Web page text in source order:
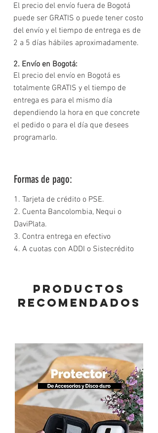
El precio del envío fuera de Bogotá
puede ser GRATIS o puede tener costo
del envío y el tiempo de entrega es de
2 a 5 días hábiles aproximadamente.
2. Envío en Bogotá:
El precio del envío en Bogotá es
totalmente GRATIS y el tiempo de
entrega es para el mismo día
dependiendo la hora en que concrete
el pedido o para el día que desees
programarlo.
Formas de pago:
1. Tarjeta de crédito o PSE.
2. Cuenta Bancolombia, Nequi o
DaviPlata.
3. Contra entrega en efectivo
4. A cuotas con ADDI o Sistecrédito
PRODUCTOS
RECOMENDADOS